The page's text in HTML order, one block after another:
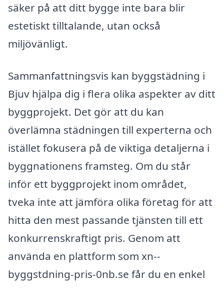
säker på att ditt bygge inte bara blir
estetiskt tilltalande, utan också
miljövänligt.
Sammanfattningsvis kan byggstädning i
Bjuv hjälpa dig i flera olika aspekter av ditt
byggprojekt. Det gör att du kan
överlämna städningen till experterna och
istället fokusera på de viktiga detaljerna i
byggnationens framsteg. Om du står
inför ett byggprojekt inom området,
tveka inte att jämföra olika företag för att
hitta den mest passande tjänsten till ett
konkurrenskraftigt pris. Genom att
använda en plattform som xn--
byggstdning-pris-0nb.se får du en enkel